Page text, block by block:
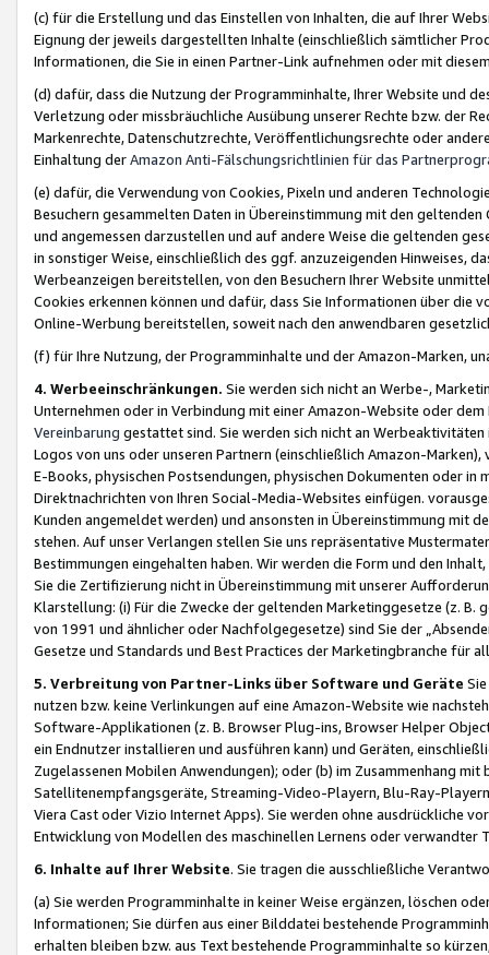
(c) für die Erstellung und das Einstellen von Inhalten, die auf Ihrer
Eignung der jeweils dargestellten Inhalte (einschließlich sämtlicher
Informationen, die Sie in einen Partner-Link aufnehmen oder mit
(d) dafür, dass die Nutzung der Programminhalte, Ihrer Website und
Verletzung oder missbräuchliche Ausübung unserer Rechte bzw. der
Markenrechte, Datenschutzrechte, Veröffentlichungsrechte oder
Einhaltung derAmazon Anti-Fälschungsrichtlinien für das
(e) dafür, die Verwendung von Cookies, Pixeln und anderen
Besuchern gesammelten Daten in Übereinstimmung mit den
und angemessen darzustellen und auf andere Weise die geltenden
in sonstiger Weise, einschließlich des ggf. anzuzeigenden Hinweises,
Werbeanzeigen bereitstellen, von den Besuchern Ihrer Website
Cookies erkennen können und dafür, dass Sie Informationen über die
Online-Werbung bereitstellen, soweit nach den anwendbaren
(f) für Ihre Nutzung, der Programminhalte und der Amazon-Marken,
4. Werbeeinschränkungen. Sie werden sich nicht an Werbe-,
Unternehmen oder in Verbindung mit einer Amazon-Website oder
Vereinbarung gestattet sind. Sie werden sich nicht an
Logos von uns oder unseren Partnern (einschließlich Amazon-
E-Books, physischen Postsendungen, physischen Dokumenten oder in
Direktnachrichten von Ihren Social-Media-Websites einfügen.
Kunden angemeldet werden) und ansonsten in Übereinstimmung mit
stehen. Auf unser Verlangen stellen Sie uns repräsentative
Bestimmungen eingehalten haben. Wir werden die Form und den
Sie die Zertifizierung nicht in Übereinstimmung mit unserer
Klarstellung: (i) Für die Zwecke der geltenden Marketinggesetze (z. B.
von 1991 und ähnlicher oder Nachfolgegesetze) sind Sie der
Gesetze und Standards und Best Practices der Marketingbranche für
5. Verbreitung von Partner-Links über Software und Geräte
nutzen bzw. keine Verlinkungen auf eine Amazon-Website wie
Software-Applikationen (z. B. Browser Plug-ins, Browser Helper
ein Endnutzer installieren und ausführen kann) und Geräten,
Zugelassenen Mobilen Anwendungen); oder (b) im Zusammenhang
Satellitenempfangsgeräte, Streaming-Video-Playern, Blu-Ray-
Viera Cast oder Vizio Internet Apps). Sie werden ohne ausdrückliche
Entwicklung von Modellen des maschinellen Lernens oder
6. Inhalte auf Ihrer Website. Sie tragen die ausschließliche
(a) Sie werden Programminhalte in keiner Weise ergänzen, löschen
Informationen; Sie dürfen aus einer Bilddatei bestehende
erhalten bleiben bzw. aus Text bestehende Programminhalte so